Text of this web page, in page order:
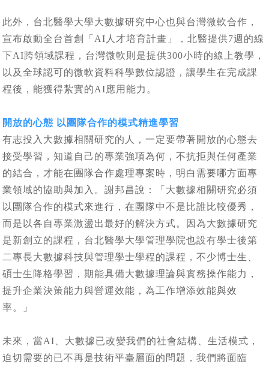
此外，台北醫學大學大數據研究中心也與台灣微軟合作，
宣布啟動全台首創「AI人才培育計畫」，北醫提供7週的線
下AI跨領域課程，台灣微軟則是提供300小時的線上教學，
以及全球認可的微軟資料科學數位認證，讓學生在完成課
程後，能獲得紮實的AI應用能力。
開放的心態 以團隊合作的模式精進學習
有志投入大數據相關研究的人，一定要帶著開放的心態去
接受學習，知道自己的專業強項為何，不抗拒與任何產業
的結合，才能在團隊合作處理專案時，明白需要哪方面專
業領域的協助與加入。謝邦昌說：「大數據相關研究必須
以團隊合作的模式來進行，在團隊中不是比誰比較優秀，
而是以各自專業激盪出最好的解決方式。因為大數據研究
是新創立的課程，台北醫學大學管理學院也設有學士後第
二專長大數據科技與管理學士學程的課程，不少博士生、
碩士生降格學習，期能具備大數據理論與實務操作能力，
提升企業決策能力與營運效能，為工作增添效能與效
率。」
未來，當AI、大數據已改變我們的社會結構、生活模式，
迫切需要的已不再是技術平臺層面的問題，我們將面臨